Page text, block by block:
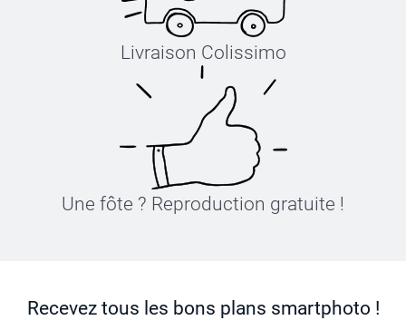
Livraison Colissimo
Une fôte ? Reproduction gratuite !
Recevez tous les bons plans smartphoto !